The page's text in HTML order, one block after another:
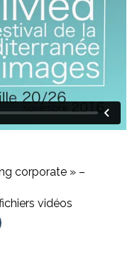
corporate » –
vidéos